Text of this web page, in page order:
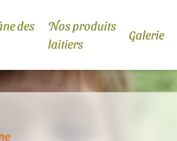
des
Nos produits
laitiers
Galerie